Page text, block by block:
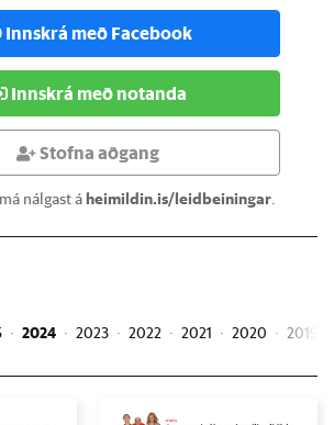
Innskrá með Facebook
Innskrá með notanda
Stofna aðgang
nálgast áheimildin.is/leidbeiningar.
2024 2023 2022 2021 2020 2019